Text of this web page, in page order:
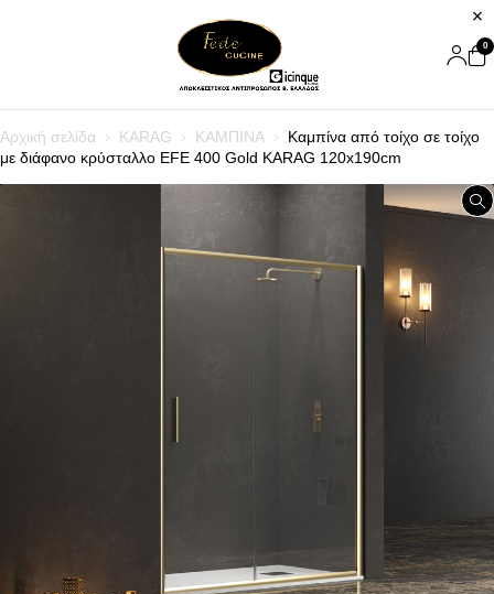
0
Αρχική σελίδα KARAG ΚΑΜΠΙΝΑ
Καμπίνα από τοίχο σε τοίχο
με διάφανο κρύσταλλο EFE 400 Gold KARAG 120x190cm